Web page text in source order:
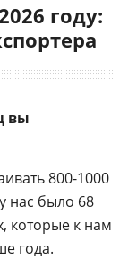
году:
вы
800-1000
нас было 68
которые к нам
года.